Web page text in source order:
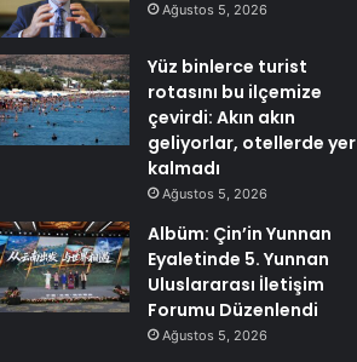
Ağustos 5, 2026
Yüz binlerce turist
rotasını bu ilçemize
çevirdi: Akın akın
geliyorlar, otellerde yer
kalmadı
Ağustos 5, 2026
Albüm: Çin’in Yunnan
Eyaletinde 5. Yunnan
Uluslararası İletişim
Forumu Düzenlendi
Ağustos 5, 2026